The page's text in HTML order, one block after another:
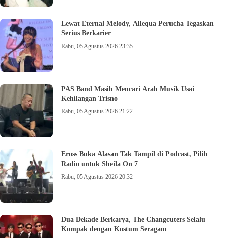
Lewat Eternal Melody, Allequa Perucha Tegaskan
Serius Berkarier
Rabu, 05 Agustus 2026 23:35
PAS Band Masih Mencari Arah Musik Usai
Kehilangan Trisno
Rabu, 05 Agustus 2026 21:22
Eross Buka Alasan Tak Tampil di Podcast, Pilih
Radio untuk Sheila On 7
Rabu, 05 Agustus 2026 20:32
Dua Dekade Berkarya, The Changcuters Selalu
Kompak dengan Kostum Seragam